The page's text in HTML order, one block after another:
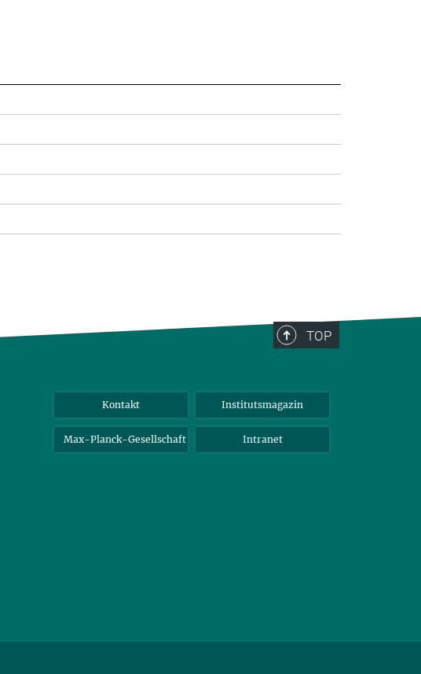
TOP
Kontakt Institutsmagazin
Max-Planck-Gesellschaft Intranet